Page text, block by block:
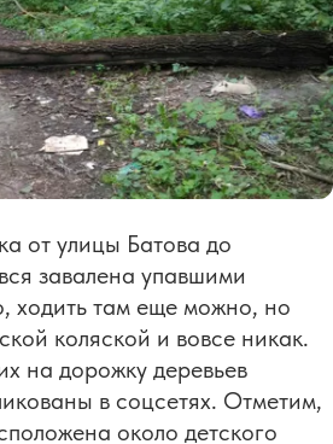
от улицы Батова до
завалена упавшими
ходить там еще можно, но
коляской и вовсе никак.
на дорожку деревьев
в соцсетях. Отметим,
около детского